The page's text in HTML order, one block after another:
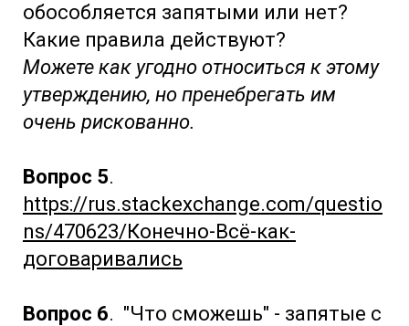
обособляется запятыми или нет?
Какие правила действуют?
Можете как угодно относиться к этому
утверждению, но пренебрегать им
очень рискованно.
Вопрос 5.
https://rus.stackexchange.com/questio
ns/470623/Конечно-Всё-как-
договаривались
Вопрос 6. "Что сможешь" - запятые с